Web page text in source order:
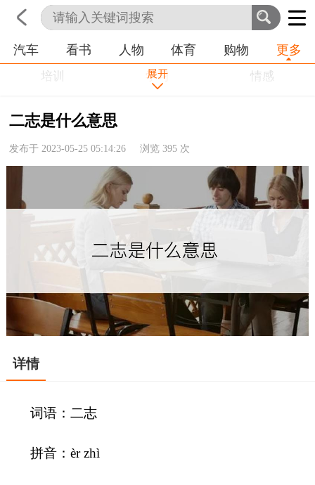
首页 科技 生活 职业
汽车 看书 人物 体育 购物 更多
培训 学习
情感
农业
健康
历史
展开
二志是什么意思
发布于 2023-05-25 05:14:26 浏览395 次
详情
词语：二志
拼音：èr zhì